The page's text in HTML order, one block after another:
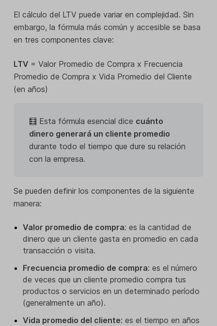
El cálculo del LTV puede variar en complejidad. Sin
embargo, la fórmula más común y accesible se basa
en tres componentes clave:
LTV = Valor Promedio de Compra x Frecuencia
Promedio de Compra x Vida Promedio del Cliente
(en años)
🧮 Esta fórmula esencial dice cuánto
dinero generará un cliente promedio
durante todo el tiempo que dure su relación
con la empresa.
Se pueden definir los componentes de la siguiente
manera:
Valor promedio de compra: es la cantidad de
dinero que un cliente gasta en promedio en cada
transacción o visita.
Frecuencia promedio de compra: es el número
de veces que un cliente promedio compra tus
productos o servicios en un determinado período
(generalmente un año).
Vida promedio del cliente: es el tiempo en años